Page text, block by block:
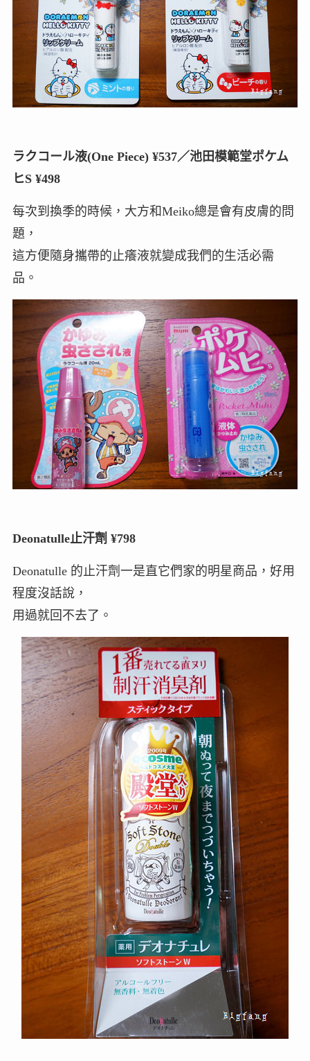
ラクコール液(One Piece) ¥537／池田模範堂ポケム
ヒS ¥498
每次到換季的時候，大方和Meiko總是會有皮膚的問
題，
這方便隨身攜帶的止癢液就變成我們的生活必需
品。
Deonatulle止汗劑 ¥798
Deonatulle 的止汗劑一是直它們家的明星商品，好用
程度沒話說，
用過就回不去了。